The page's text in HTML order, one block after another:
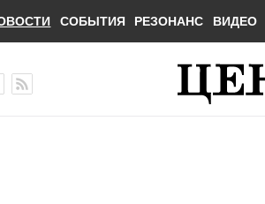
СОБЫТИЯ РЕЗОНАНС ВИДЕО